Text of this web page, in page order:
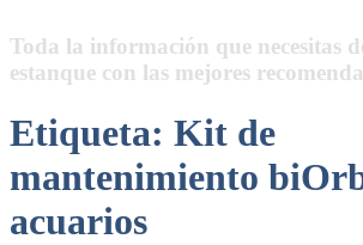
Toda la información que necesitas
estanque con las mejores
Etiqueta: Kit de
mantenimiento
acuarios